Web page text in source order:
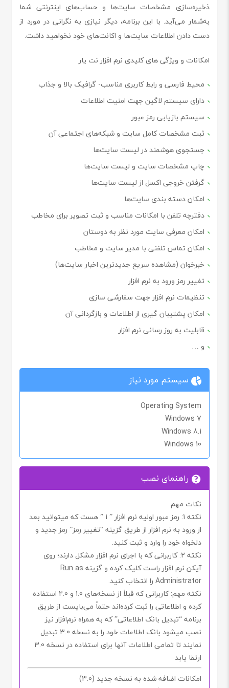
ذخیره‌سازی مشخصات سایت‌ها و حساب‌های اینترنتی شما
به‌شمار می‌آید. با این برنامه، دیگر نیازی به نگرانی در مورد از
دست دادن اطلاعات سایت‌ها و اکانت‌های خود نخواهید داشت.
امکانات و ویژگی های کلیدی نرم افزار نت یار
محیط فارسی و رابط کاربری مناسب- گرافیک بالا و جذاب
دارای سیستم لاگین جهت امنیت اطلاعات
سیستم بازیابی رمز عبور
ثبت مشخصات کامل سایت و شبکه‌های اجتماعی آن
جستجوی هوشمند در لیست سایت‌ها
چاپ مشخصات سایت و لیست سایت‌ها
گرفتن خروجی اکسل از لیست سایت‌ها
امکان دسته بندی سایت‌ها
دفترچه تلفن با امکانات مناسب و ثبت تصویر برای مخاطب
امکان معرفی سایت مورد نظر به دوستان
امکان تماس تلفنی با مدیر سایت و مخاطب
خبرخوان (مشاهده سریع جدیدترین اخبار سایت‌ها)
تغییر رمز ورود به نرم افزار
تنظیمات نرم افزار جهت سفارشی سازی
امکان پشتیبان گیری از اطلاعات و بازگردانی آن
قابلیت به روز رسانی نرم افزار
و …
سیستم مورد نیاز
Operating System
Windows 7
Windows 8.1
Windows 10
راهنمای نصب
نکات مهم
نکته 1: رمز عبور اولیه نرم افزار ” 1 ” هست که میتوانید بعد
از ورود به نرم افزار از طریق گزینه “تغییر رمز” رمز جدید و
دلخواه خود را وارد و ثبت کنید.
نکته 2: کاربرانی که با اجرای نرم افزار مشکل دارند؛ روی
آیکن نرم افزار راست کلیک کرده و گزینه Run as
Administrator را انتخاب کنید.
نکته مهم: کاربرانی که قبلاً از نسخه‌های 1.0 و 2.0 استفاده
کرده و اطلاعاتی را ثبت کرده‌اند حتماً می‌بایست از طریق
برنامه “تبدیل بانک اطلاعاتی” که به همراه نرم‌افزار نیز
نصب میشود بانک اطلاعات خود را به نسخه 3.0 تبدیل
نمایند تا تمامی اطلاعات آنها برای استفاده در نسخه 3.0
ارتقا یابد
امکانات اضافه شده به نسخه جدید (3.0)